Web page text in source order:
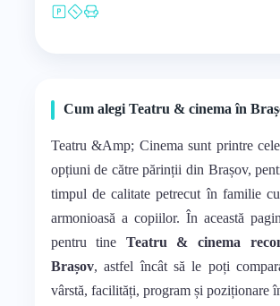
Cum alegi Teatru & cinema în
Teatru &Amp; Cinema sunt printre
opțiuni de către părinții din Brașov,
timpul de calitate petrecut în familie
armonioasă a copiilor. În această
pentru tine Teatru & cinema
Brașov, astfel încât să le poți
vârstă, facilități, program și poziționare